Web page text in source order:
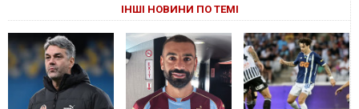
ІНШІ НОВИНИ ПО ТЕМІ